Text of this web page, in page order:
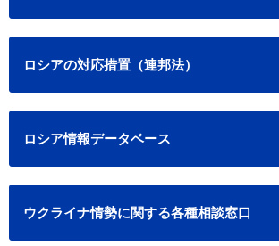
ロシアの対応措置（連邦法）
ロシア情報データベース
ウクライナ情勢に関する各種相談窓口